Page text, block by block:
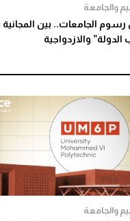
والجامعة
الجامعات.. بين المجانية
الدولة” والازدواجية
والجامعة